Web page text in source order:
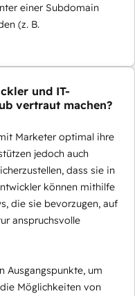
einer Subdomain
(z. B.
und IT-
vertraut machen?
Marketer optimal ihre
jedoch auch
dass sie in
können mithilfe
die sie bevorzugen, auf
anspruchsvolle
Ausgangspunkte, um
Möglichkeiten von